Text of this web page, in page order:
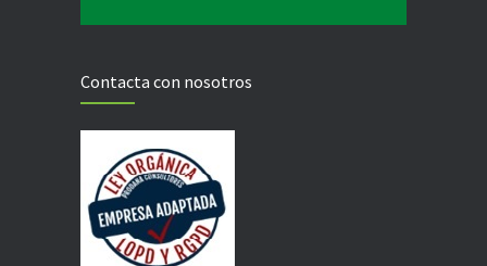
Contacta con nosotros